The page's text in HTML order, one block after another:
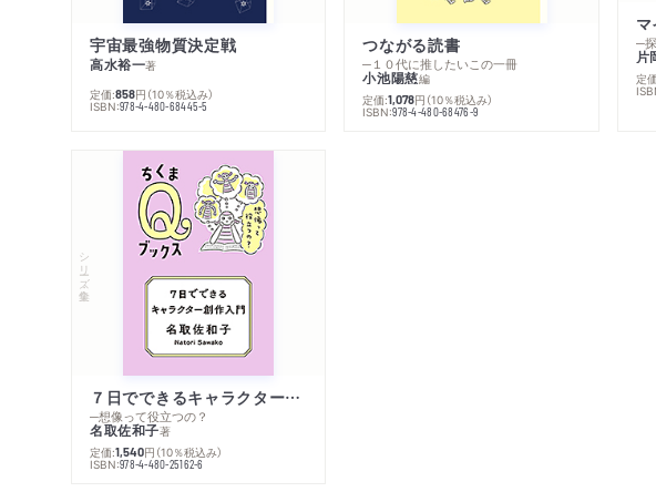
宇宙最強物質決定戦
高水裕一著
定価:858円 （10％税込み）
ISBN:978-4-480-68445-5
つながる読書
─１０代に推したいこの一冊
小池陽慈編
定価:1,078円 （10％税込み）
ISBN:978-4-480-68476-9
─
片
定
シリーズ・全集
７日でできるキャラクター創作入門
─想像って役立つの？
名取佐和子著
定価:1,540円 （10％税込み）
ISBN:978-4-480-25162-6